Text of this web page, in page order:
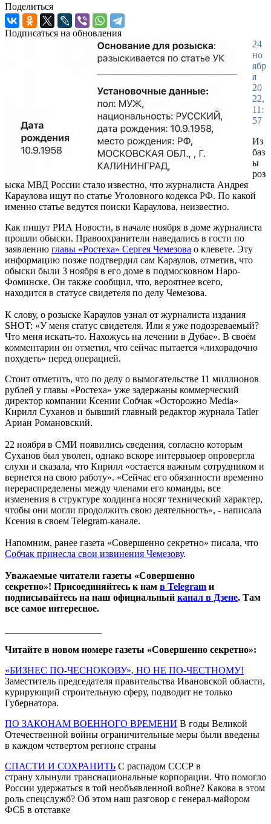
Поделиться
Подписаться на обновления
24
но
ябр
я
20
22,
11:
57
Из
баз
ы
роз
ыска МВД России стало известно, что журналиста Андрея
Караулова ищут по статье Уголовного кодекса РФ. По какой
именно статье ведутся поиски Караулова, неизвестно.
Как пишут РИА Новости, в начале ноября в доме журналиста
прошли обыски. Правоохранители наведались в гости по
заявлению главы «Ростеха» Сергея Чемезова о клевете. Эту
информацию позже подтвердил сам Караулов, отметив, что
обыски были 3 ноября в его доме в подмосковном Наро-
Фоминске. Он также сообщил, что, вероятнее всего,
находится в статусе свидетеля по делу Чемезова.
К слову, о розыске Караулов узнал от журналиста издания
SHOT: «У меня статус свидетеля. Или я уже подозреваемый?
Что меня искать-то. Нахожусь на лечении в Дубае». В своём
комментарии он отметил, что сейчас пытается «лихорадочно
похудеть» перед операцией.
Стоит отметить, что по делу о вымогательстве 11 миллионов
рублей у главы «Ростеха» уже задержаны коммерческий
директор компании Ксении Собчак «Oсторожно Media»
Кирилл Суханов и бывший главный редактор журнала Tatler
Ариан Романовский.
22 ноября в СМИ появились сведения, согласно которым
Суханов был уволен, однако вскоре интервьюер опровергла
слухи и сказала, что Кирилл «остается важным сотрудником и
вернется на свою работу». «Сейчас его обязанности временно
перераспределены между членами его команды, все
изменения в структуре холдинга носят технический характер,
чтобы они могли продолжить свою деятельность», - написала
Ксения в своем Telegram-канале.
Напомним, ранее газета «Совершенно секретно» писала, что
Собчак принесла свои извинения Чемезову.
Уважаемые читатели газеты «Совершенно
секретно»! Присоединяйтесь к нам в Telegram и
подписывайтесь на наш официальный канал в Дзене. Там
все самое интересное.
Читайте в новом номере газеты «Совершенно секретно»:
«БИЗНЕС ПО-ЧЕСНОКОВУ», НО НЕ ПО-ЧЕСТНОМУ!
Заместитель председателя правительства Ивановской области,
курирующий строительную сферу, подводит не только
Губернатора.
ПО ЗАКОНАМ ВОЕННОГО ВРЕМЕНИ В годы Великой
Отечественной войны ограничительные меры были введены
в каждом четвертом регионе страны
СПАСТИ И СОХРАНИТЬ С распадом СССР в
страну хлынули транснациональные корпорации. Что помогло
России удержаться в той необъявленной войне? Какова в этом
роль спецслужб? Об этом наш разговор с генерал-майором
ФСБ в отставке